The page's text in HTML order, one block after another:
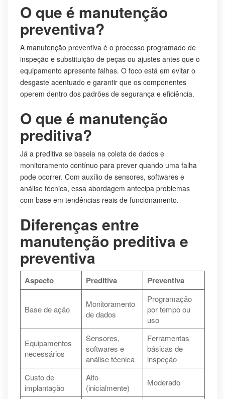
O que é manutenção
preventiva?
A manutenção preventiva é o processo programado de
inspeção e substituição de peças ou ajustes antes que o
equipamento apresente falhas. O foco está em evitar o
desgaste acentuado e garantir que os componentes
operem dentro dos padrões de segurança e eficiência.
O que é manutenção
preditiva?
Já a preditiva se baseia na coleta de dados e
monitoramento contínuo para prever quando uma falha
pode ocorrer. Com auxílio de sensores, softwares e
análise técnica, essa abordagem antecipa problemas
com base em tendências reais de funcionamento.
Diferenças entre
manutenção preditiva e
preventiva
Aspecto Preditiva Preventiva
Base de ação
Monitoramento
de dados
Programação
por tempo ou
uso
Equipamentos
necessários
Sensores,
softwares e
análise técnica
Ferramentas
básicas de
inspeção
Custo de
implantação
Alto
(inicialmente)
Moderado